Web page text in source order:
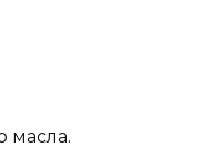
масла.